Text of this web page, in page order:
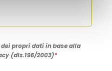
propri dati in base alla
(dls.196/2003)*